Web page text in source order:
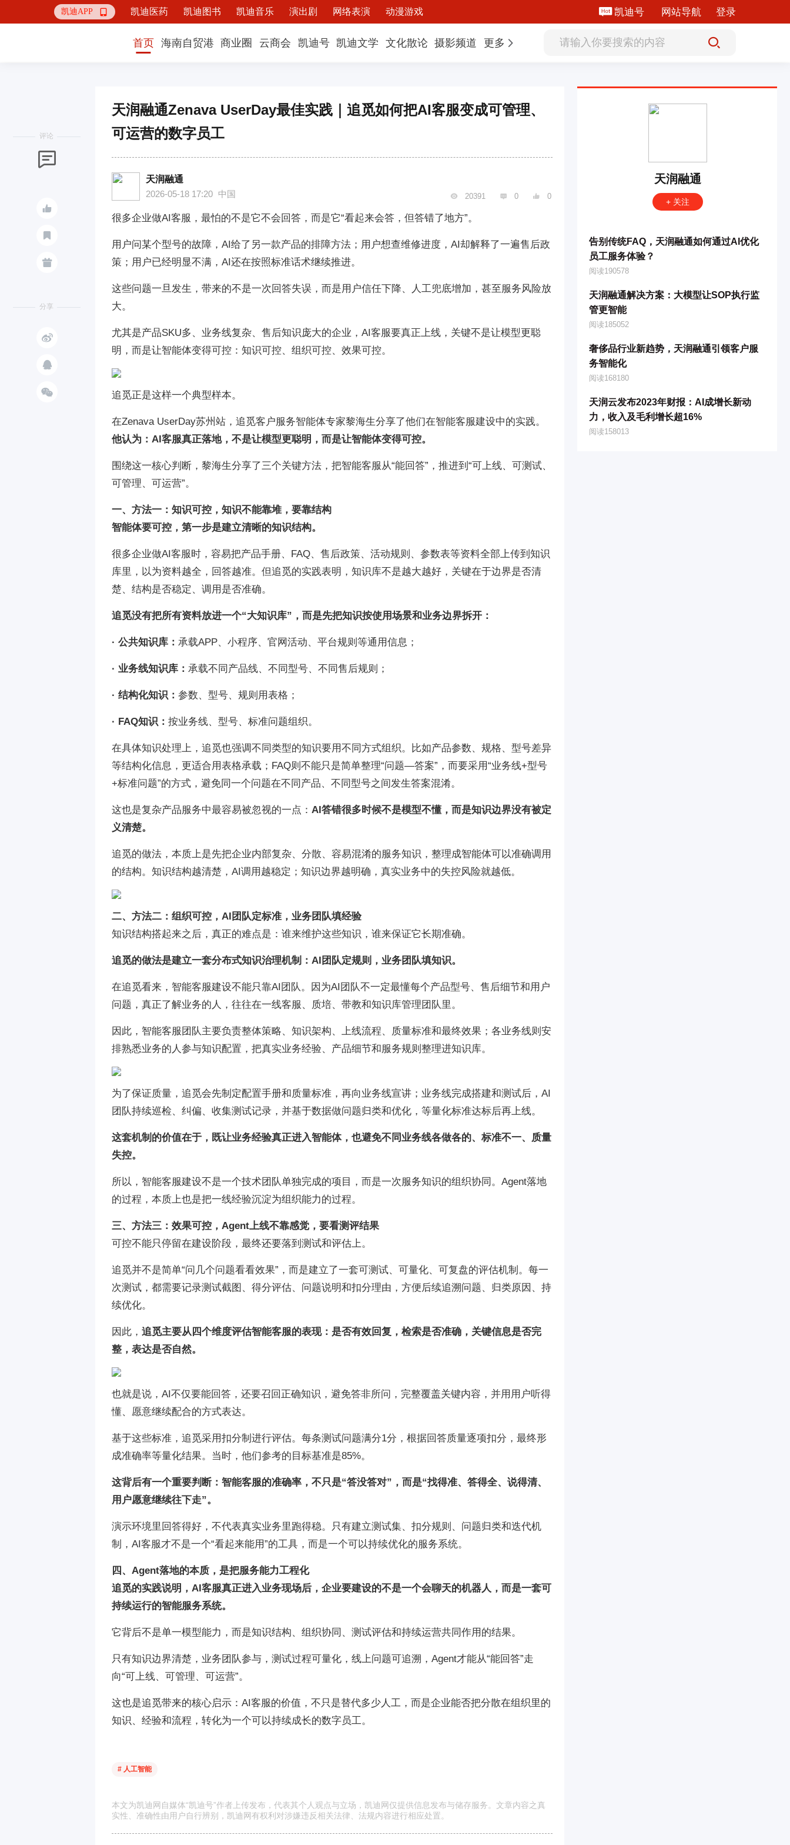
凯迪APP  凯迪医药 凯迪图书 凯迪音乐 演出剧 网络表演 动漫游戏 凯迪号 网站导航 登录
首页 海南自贸港 商业圈 云商会 凯迪号 凯迪文学 文化散论 摄影频道 更多
评论



分享



天润融通Zenava UserDay最佳实践｜追觅如何把AI客服变成可管理、
可运营的数字员工
天润融通
2026-05-18 17:20 中国  20391  0  0
很多企业做AI客服，最怕的不是它不会回答，而是它“看起来会答，但答错了地方”。
用户问某个型号的故障，AI给了另一款产品的排障方法；用户想查维修进度，AI却解释了一遍售后政
策；用户已经明显不满，AI还在按照标准话术继续推进。
这些问题一旦发生，带来的不是一次回答失误，而是用户信任下降、人工兜底增加，甚至服务风险放
大。
尤其是产品SKU多、业务线复杂、售后知识庞大的企业，AI客服要真正上线，关键不是让模型更聪
明，而是让智能体变得可控：知识可控、组织可控、效果可控。
追觅正是这样一个典型样本。
在Zenava UserDay苏州站，追觅客户服务智能体专家黎海生分享了他们在智能客服建设中的实践。
他认为：AI客服真正落地，不是让模型更聪明，而是让智能体变得可控。
围绕这一核心判断，黎海生分享了三个关键方法，把智能客服从“能回答”，推进到“可上线、可测试、
可管理、可运营”。
一、方法一：知识可控，知识不能靠堆，要靠结构
智能体要可控，第一步是建立清晰的知识结构。
很多企业做AI客服时，容易把产品手册、FAQ、售后政策、活动规则、参数表等资料全部上传到知识
库里，以为资料越全，回答越准。但追觅的实践表明，知识库不是越大越好，关键在于边界是否清
楚、结构是否稳定、调用是否准确。
追觅没有把所有资料放进一个“大知识库”，而是先把知识按使用场景和业务边界拆开：
· 公共知识库： 承载APP、小程序、官网活动、平台规则等通用信息；
· 业务线知识库： 承载不同产品线、不同型号、不同售后规则；
· 结构化知识： 参数、型号、规则用表格；
· FAQ知识： 按业务线、型号、标准问题组织。
在具体知识处理上，追觅也强调不同类型的知识要用不同方式组织。比如产品参数、规格、型号差异
等结构化信息，更适合用表格承载；FAQ则不能只是简单整理“问题—答案”，而要采用“业务线+型号
+标准问题”的方式，避免同一个问题在不同产品、不同型号之间发生答案混淆。
这也是复杂产品服务中最容易被忽视的一点： AI答错很多时候不是模型不懂，而是知识边界没有被定
义清楚。
追觅的做法，本质上是先把企业内部复杂、分散、容易混淆的服务知识，整理成智能体可以准确调用
的结构。知识结构越清楚，AI调用越稳定；知识边界越明确，真实业务中的失控风险就越低。
二、方法二：组织可控，AI团队定标准，业务团队填经验
知识结构搭起来之后，真正的难点是：谁来维护这些知识，谁来保证它长期准确。
追觅的做法是建立一套分布式知识治理机制：AI团队定规则，业务团队填知识。
在追觅看来，智能客服建设不能只靠AI团队。因为AI团队不一定最懂每个产品型号、售后细节和用户
问题，真正了解业务的人，往往在一线客服、质培、带教和知识库管理团队里。
因此，智能客服团队主要负责整体策略、知识架构、上线流程、质量标准和最终效果；各业务线则安
排熟悉业务的人参与知识配置，把真实业务经验、产品细节和服务规则整理进知识库。
为了保证质量，追觅会先制定配置手册和质量标准，再向业务线宣讲；业务线完成搭建和测试后，AI
团队持续巡检、纠偏、收集测试记录，并基于数据做问题归类和优化，等量化标准达标后再上线。
这套机制的价值在于，既让业务经验真正进入智能体，也避免不同业务线各做各的、标准不一、质量
失控。
所以，智能客服建设不是一个技术团队单独完成的项目，而是一次服务知识的组织协同。Agent落地
的过程，本质上也是把一线经验沉淀为组织能力的过程。
三、方法三：效果可控，Agent上线不靠感觉，要看测评结果
可控不能只停留在建设阶段，最终还要落到测试和评估上。
追觅并不是简单“问几个问题看看效果”，而是建立了一套可测试、可量化、可复盘的评估机制。每一
次测试，都需要记录测试截图、得分评估、问题说明和扣分理由，方便后续追溯问题、归类原因、持
续优化。
因此， 追觅主要从四个维度评估智能客服的表现：是否有效回复，检索是否准确，关键信息是否完
整，表达是否自然。
也就是说，AI不仅要能回答，还要召回正确知识，避免答非所问，完整覆盖关键内容，并用用户听得
懂、愿意继续配合的方式表达。
基于这些标准，追觅采用扣分制进行评估。每条测试问题满分1分，根据回答质量逐项扣分，最终形
成准确率等量化结果。当时，他们参考的目标基准是85%。
这背后有一个重要判断：智能客服的准确率，不只是“答没答对”，而是“找得准、答得全、说得清、
用户愿意继续往下走”。
演示环境里回答得好，不代表真实业务里跑得稳。只有建立测试集、扣分规则、问题归类和迭代机
制，AI客服才不是一个“看起来能用”的工具，而是一个可以持续优化的服务系统。
四、Agent落地的本质，是把服务能力工程化
追觅的实践说明，AI客服真正进入业务现场后，企业要建设的不是一个会聊天的机器人，而是一套可
持续运行的智能服务系统。
它背后不是单一模型能力，而是知识结构、组织协同、测试评估和持续运营共同作用的结果。
只有知识边界清楚，业务团队参与，测试过程可量化，线上问题可追溯，Agent才能从“能回答”走
向“可上线、可管理、可运营”。
这也是追觅带来的核心启示：AI客服的价值，不只是替代多少人工，而是企业能否把分散在组织里的
知识、经验和流程，转化为一个可以持续成长的数字员工。
# 人工智能
本文为凯迪网自媒体“凯迪号”作者上传发布，代表其个人观点与立场，凯迪网仅提供信息发布与储存服务。文章内容之真
实性、准确性由用户自行辨别，凯迪网有权利对涉嫌违反相关法律、法规内容进行相应处置。
天润融通
+ 关注
告别传统FAQ，天润融通如何通过AI优化
员工服务体验？
阅读190578
天润融通解决方案：大模型让SOP执行监
管更智能
阅读185052
奢侈品行业新趋势，天润融通引领客户服
务智能化
阅读168180
天润云发布2023年财报：AI成增长新动
力，收入及毛利增长超16%
阅读158013